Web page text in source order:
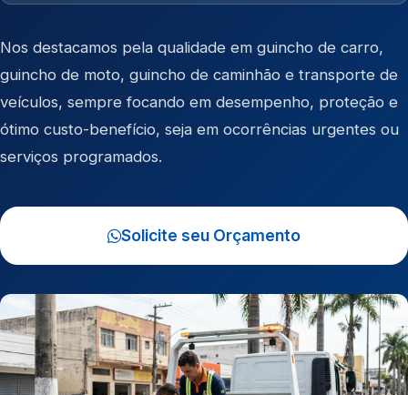
Nos destacamos pela qualidade em guincho de carro,
guincho de moto, guincho de caminhão e transporte de
veículos, sempre focando em desempenho, proteção e
ótimo custo-benefício, seja em ocorrências urgentes ou
serviços programados.
Solicite seu Orçamento